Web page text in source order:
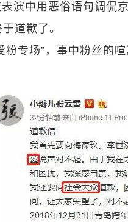
演中用恶俗语句调侃
道歉了。
粉专场”，事中粉丝的